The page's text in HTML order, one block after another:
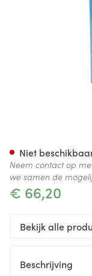
€ 66,20
Niet
Neem contact op
we samen de
Bekijk alle
Beschrijving